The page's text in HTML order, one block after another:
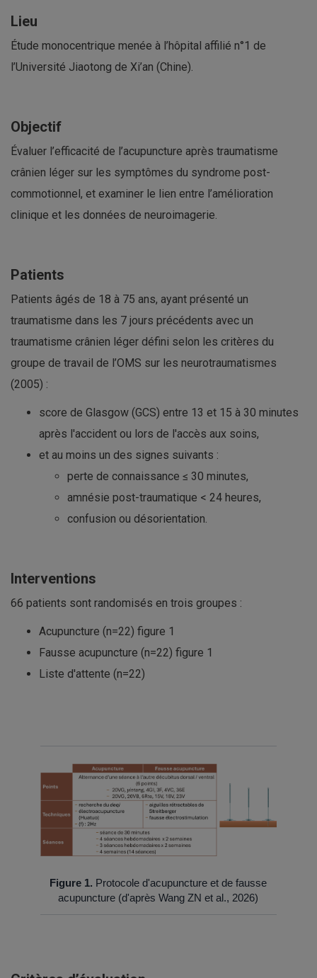
Lieu
Étude monocentrique menée à l’hôpital affilié n°1 de
l’Université Jiaotong de Xi’an (Chine).
Objectif
Évaluer l’efficacité de l’acupuncture après traumatisme
crânien léger sur les symptômes du syndrome post-
commotionnel, et examiner le lien entre l’amélioration
clinique et les données de neuroimagerie.
Patients
Patients âgés de 18 à 75 ans, ayant présenté un
traumatisme dans les 7 jours précédents avec un
traumatisme crânien léger défini selon les critères du
groupe de travail de l’OMS sur les neurotraumatismes
(2005) :
score de Glasgow (GCS) entre 13 et 15 à 30 minutes
après l'accident ou lors de l'accès aux soins,
et au moins un des signes suivants :
perte de connaissance ≤ 30 minutes,
amnésie post-traumatique < 24 heures,
confusion ou désorientation.
Interventions
66 patients sont randomisés en trois groupes :
Acupuncture (n=22) figure 1
Fausse acupuncture (n=22) figure 1
Liste d'attente (n=22)
Figure 1. Protocole d'acupuncture et de fausse
acupuncture (d'après Wang ZN et al., 2026)